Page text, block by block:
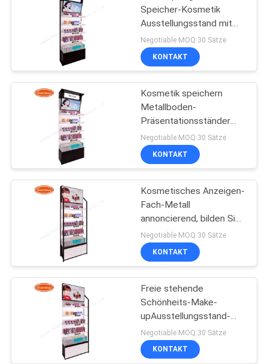
Rotierender
Präsentationsständer
19
Countertop-
Präsentationsständer
39
Speicher-Kosmetik
Ausstellungsstand mit
Lichtern
Negotiable MOQ:30 Sätze
KONTAKT
Kosmetik speichern
Metallboden-
Präsentationsständer
ausbreiten stehende
stabile Struktur
Negotiable MOQ:30 Sätze
KONTAKT
Kosmetisches Anzeigen-
Fach-Metall
annoncierend, bilden Sie
Stände
Negotiable MOQ:30 Sätze
KONTAKT
Freie stehende
Schönheits-Make-
upAusstellungsstand-
kosmetische Anzeigen-
Regale Logo Customized
Negotiable MOQ:30 Sätze
KONTAKT